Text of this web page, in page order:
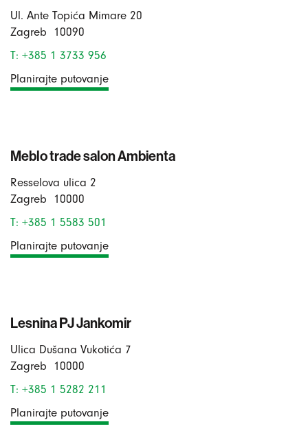
Ul. Ante Topića Mimare 20
Zagreb
10090
T: +385 1 3733 956
Planirajte putovanje
Meblo trade salon Ambienta
Resselova ulica 2
Zagreb
10000
T: +385 1 5583 501
Planirajte putovanje
Lesnina PJ Jankomir
Ulica Dušana Vukotića 7
Zagreb
10000
T: +385 1 5282 211
Planirajte putovanje